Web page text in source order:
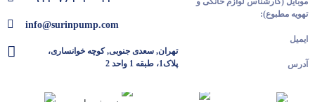
تهویه مطبوع):
ایمیل
آدرس
info@surinpump.com
تهران, سعدی جنوبی, کوچه خوانساری،
پلاک1، طبقه 1 واحد 2